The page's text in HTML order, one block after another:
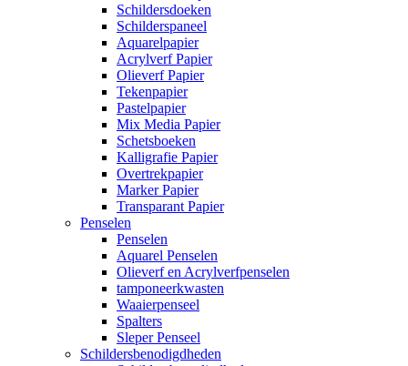
Schildersdoeken
Schilderspaneel
Aquarelpapier
Acrylverf Papier
Olieverf Papier
Tekenpapier
Pastelpapier
Mix Media Papier
Schetsboeken
Kalligrafie Papier
Overtrekpapier
Marker Papier
Transparant Papier
Penselen
Penselen
Aquarel Penselen
Olieverf en Acrylverfpenselen
tamponeerkwasten
Waaierpenseel
Spalters
Sleper Penseel
Schildersbenodigdheden